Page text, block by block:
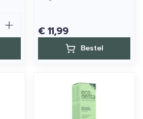
€ 11,99
Bestel